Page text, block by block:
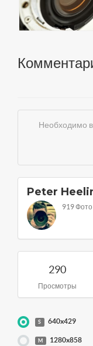
Необходимо
Peter
919 Фото
290
Просмотры
S 640x429
M 1280x858